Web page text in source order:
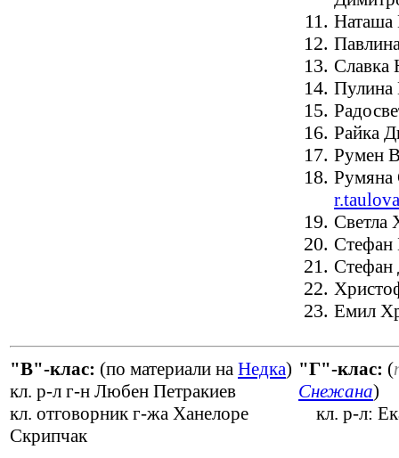
Наташа
Славка
Пулина
Райка
Румен
Румяна
Светла
Стефан
Стефан
Eмил
"В"-клас: (по материали на Недка)
кл. р-л г-н Любен Петракиев
кл. отговорник г-жа Ханелоре
Скрипчак
"Г"-клас: (
Снежана)
кл. р-л: